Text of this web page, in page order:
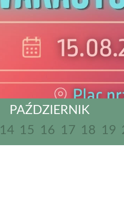
PAŹDZIERNIK
14 15 16 17 18 19